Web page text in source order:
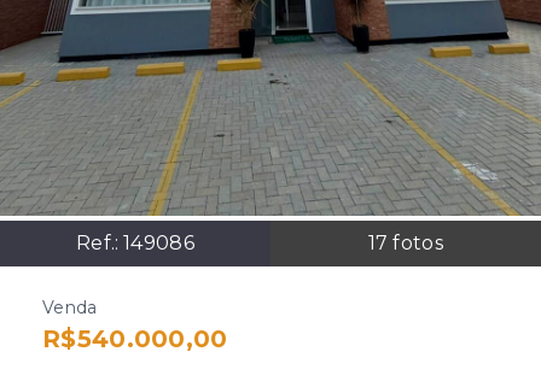
Ref.:149086 17 fotos
Venda
R$540.000,00